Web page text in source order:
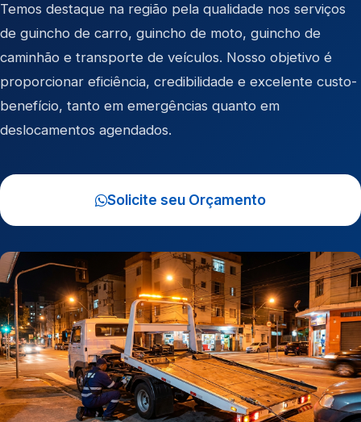
Temos destaque na região pela qualidade nos serviços
de guincho de carro, guincho de moto, guincho de
caminhão e transporte de veículos. Nosso objetivo é
proporcionar eficiência, credibilidade e excelente custo-
benefício, tanto em emergências quanto em
deslocamentos agendados.
Solicite seu Orçamento